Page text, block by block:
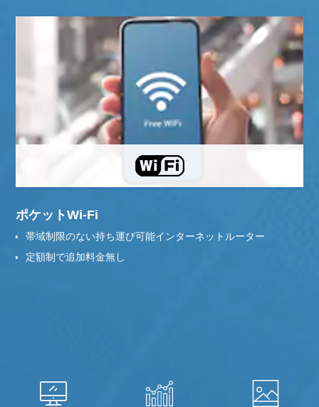
ポケットWi-Fi
帯域制限のない持ち運び可能インターネットルーター
定額制で追加料金無し